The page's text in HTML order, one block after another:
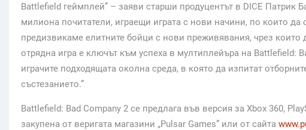
Battlefield геймплей” – заяви старши продуцентът в DICE Патрик
милиона почитатели, играещи играта с нови начини, по които
предизвикаме елитните бойци с нови преживявания, чрез
отрядна игра е ключът към успеха в мултиплейъра на Battlefield:
играчите подходящата околна среда, в която да изпитат
състезанието.”
Battlefield: Bad Company 2 се предлага във версия за Xbox 360,
закупена от веригата магазини „Pulsar Games” или от сайта